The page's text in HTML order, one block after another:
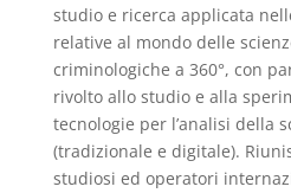
studio e ricerca applicata
relative al mondo delle
criminologiche a 360°, con
rivolto allo studio e alla
tecnologie per l’analisi della
(tradizionale e digitale).
studiosi ed operatori